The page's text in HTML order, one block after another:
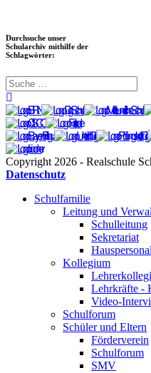
Durchsuche unser
Schularchiv mithilfe der
Schlagwörter:
Copyright 2026 - Realschule
Datenschutz
Schulfamilie
Leitung und
Schulleitung
Sekretariat
Kollegium
Lehrkräfte -
Video-
Schulforum
Schüler und Eltern
Förderverein
Schulforum
SMV